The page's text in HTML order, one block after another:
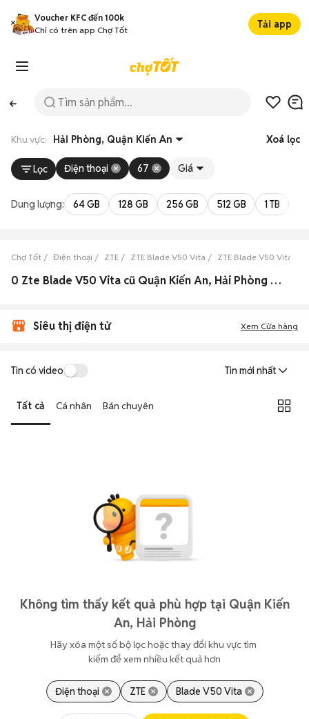
Voucher KFC đến 100k
Chỉ có trên app Chợ Tốt
Tải app
Khu vực: Hải Phòng, Quận Kiến An Xoá lọc
Lọc Điện thoại 67 Giá
Dung lượng: 64 GB 128 GB 256 GB 512 GB 1 TB
Chợ Tốt Điện thoại ZTE ZTE Blade V50 Vita ZTE Blade V50 Vita Hải
0 Zte Blade V50 Vita cũ Quận Kiến An, Hải Phòng đẹp
Siêu thị điện tử Xem Cửa hàng
Tin có video Tin mới nhất
Tất cả Cá nhân Bán chuyên
Không tìm thấy kết quả phù hợp tại Quận Kiến
An, Hải Phòng
Hãy xóa một số bộ lọc hoặc thay đổi khu vực tìm
kiếm để xem nhiều kết quả hơn
Điện thoại ZTE Blade V50 Vita